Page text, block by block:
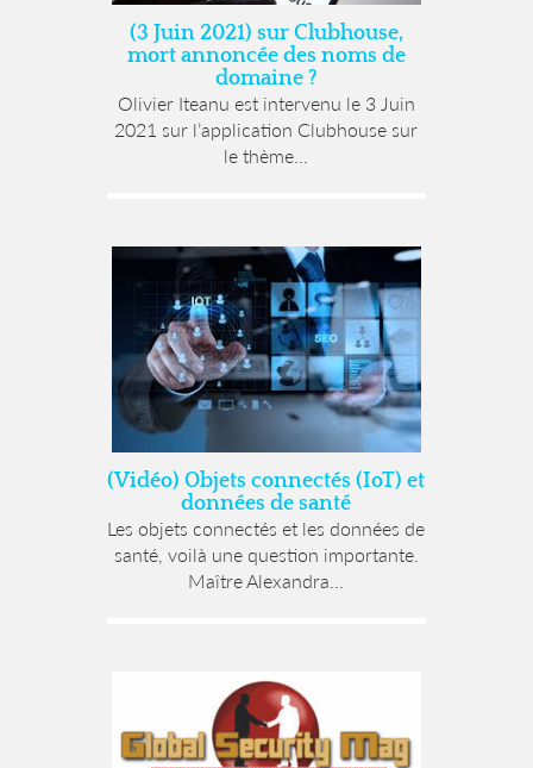
(3 Juin 2021) sur Clubhouse,
mort annoncée des noms de
domaine ?
Olivier Iteanu est intervenu le 3 Juin
2021 sur l’application Clubhouse sur
le thème...
(Vidéo) Objets connectés (IoT) et
données de santé
Les objets connectés et les données de
santé, voilà une question importante.
Maître Alexandra...